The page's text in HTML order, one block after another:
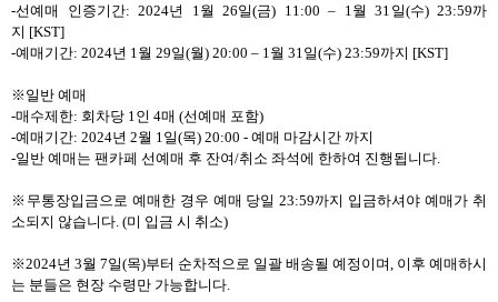
-선예매 인증기간: 2024년 1월 26일(금) 11:00– 1월 31 일(수) 23:59까
지 [KST]
-예매기간: 2024년 1월 29일(월) 20:00 – 1월 31일(수) 23:59까지 [KST]
※일반 예매
-매수제한: 회차당 1인 4매 (선예매 포함)
-예매기간: 2024년 2월 1일(목) 20:00 - 예매 마감시간 까지
-일반 예매는 팬카페 선예매 후 잔여/취소 좌석에 한하여 진행됩니다.
※무통장입금으로 예매한 경우 예매 당일 23:59까지 입금하셔야 예매가 취
소되지 않습니다. (미 입금 시 취소)
※2024년 3월 7일(목)부터 순차적으로 일괄 배송될 예정이며, 이후 예매하시
는 분들은 현장 수령만 가능합니다.